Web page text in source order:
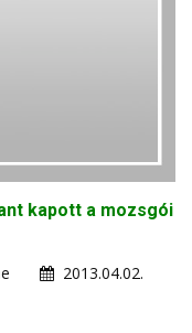
kapott a mozsgói
2013.04.02.